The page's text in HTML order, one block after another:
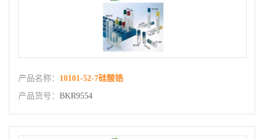
产品名称： 10101-52-7硅酸锆
产品货号： BKR9554